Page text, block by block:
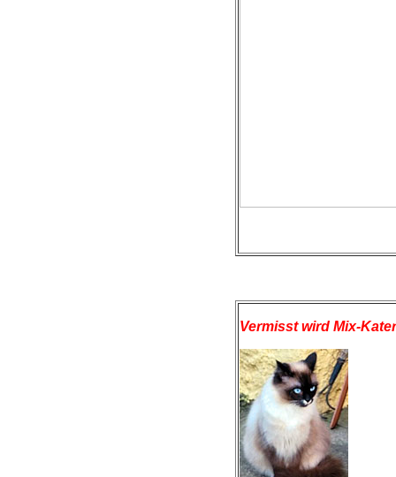
Vermisst wird Mix-